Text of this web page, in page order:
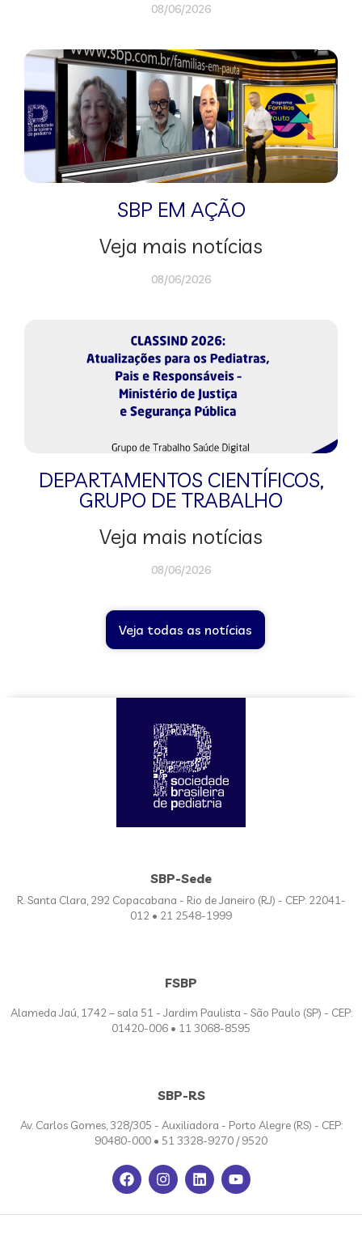
08/06/2026
SBP EM AÇÃO
Veja mais notícias
08/06/2026
DEPARTAMENTOS CIENTÍFICOS,
GRUPO DE TRABALHO
Veja mais notícias
08/06/2026
Veja todas as notícias
SBP-Sede
R. Santa Clara, 292 Copacabana - Rio de Janeiro (RJ) - CEP: 22041-
012 • 21 2548-1999
FSBP
Alameda Jaú, 1742 – sala 51 - Jardim Paulista - São Paulo (SP) - CEP:
01420-006 • 11 3068-8595
SBP-RS
Av. Carlos Gomes, 328/305 - Auxiliadora - Porto Alegre (RS) - CEP:
90480-000 • 51 3328-9270 / 9520